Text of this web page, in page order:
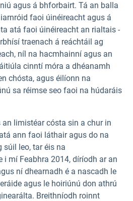
agus á bhforbairt. Tá an balla
faoi úinéireacht agus á
atá faoi úinéireacht an rialtais -
traenach á reáchtáil ag
níl na hacmhainní agus an
cinntí móra a dhéanamh
chósta, agus éilíonn na
sa réimse seo faoi na húdaráis
limistéar cósta sin a chur in
ann faoi láthair agus do na
leo, tar éis na
i mí Feabhra 2014, díríodh ar an
ní dhearnadh é a nascadh le
agus le hoiriúnú don athrú
Breithníodh roinnt